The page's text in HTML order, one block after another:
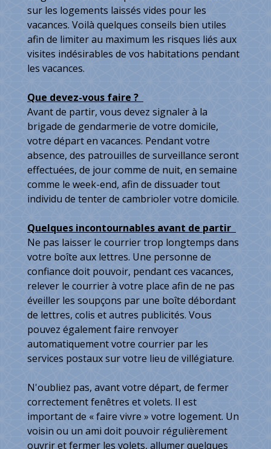
sur les logements laissés vides pour les
vacances. Voilà quelques conseils bien utiles
afin de limiter au maximum les risques liés aux
visites indésirables de vos habitations pendant
les vacances.
Que devez-vous faire ?
Avant de partir, vous devez signaler à la
brigade de gendarmerie de votre domicile,
votre départ en vacances. Pendant votre
absence, des patrouilles de surveillance seront
effectuées, de jour comme de nuit, en semaine
comme le week-end, afin de dissuader tout
individu de tenter de cambrioler votre domicile.
Quelques incontournables avant de partir
Ne pas laisser le courrier trop longtemps dans
votre boîte aux lettres. Une personne de
confiance doit pouvoir, pendant ces vacances,
relever le courrier à votre place afin de ne pas
éveiller les soupçons par une boîte débordant
de lettres, colis et autres publicités. Vous
pouvez également faire renvoyer
automatiquement votre courrier par les
services postaux sur votre lieu de villégiature.
N'oubliez pas, avant votre départ, de fermer
correctement fenêtres et volets. Il est
important de « faire vivre » votre logement. Un
voisin ou un ami doit pouvoir régulièrement
ouvrir et fermer les volets, allumer quelques